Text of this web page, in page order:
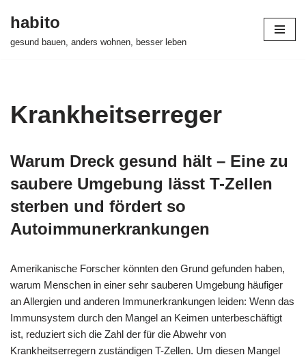
habito
gesund bauen, anders wohnen, besser leben
Krankheitserreger
Warum Dreck gesund hält – Eine zu
saubere Umgebung lässt T-Zellen
sterben und fördert so
Autoimmunerkrankungen
Amerikanische Forscher könnten den Grund gefunden haben,
warum Menschen in einer sehr sauberen Umgebung häufiger
an Allergien und anderen Immunerkrankungen leiden: Wenn das
Immunsystem durch den Mangel an Keimen unterbeschäftigt
ist, reduziert sich die Zahl der für die Abwehr von
Krankheitserregern zuständigen T-Zellen. Um diesen Mangel